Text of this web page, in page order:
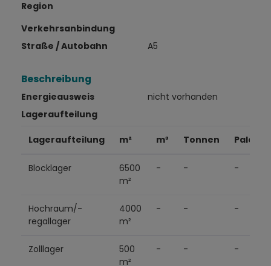
Region
Verkehrsanbindung
Straße / Autobahn
A5
Beschreibung
Energieausweis
nicht vorhanden
Lageraufteilung
Lageraufteilung m² m³ Tonnen
Blocklager
6500
m²
- - -
Hochraum/-
regallager
4000
m²
- - -
Zolllager
500
m²
- - -